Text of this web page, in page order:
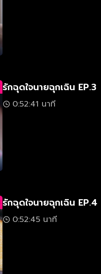
รักฉุดใจนายฉุกเฉิน EP.3
0:52:41 นาที
รักฉุดใจนายฉุกเฉิน EP.4
0:52:45 นาที